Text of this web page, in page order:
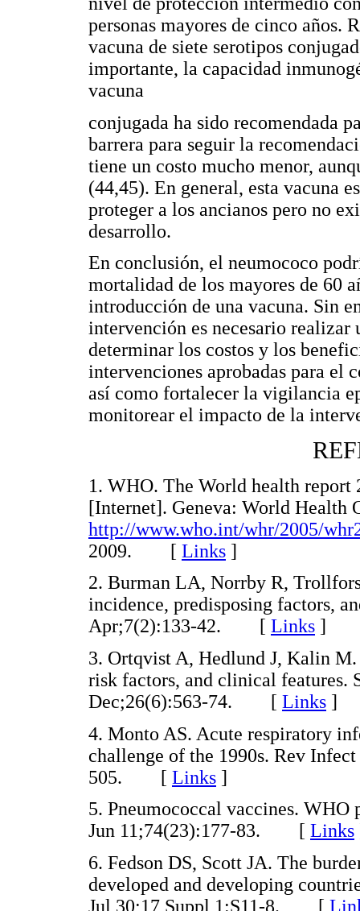
personas mayores de cinco años.
vacuna de siete serotipos
importante, la capacidad
vacuna
conjugada ha sido recomendada
barrera para seguir la
tiene un costo mucho menor,
(44,45). En general, esta vacuna
proteger a los ancianos pero no
desarrollo.
En conclusión, el neumococo
mortalidad de los mayores de 60
introducción de una vacuna. Sin
intervención es necesario realizar
determinar los costos y los
intervenciones aprobadas para el
así como fortalecer la vigilancia
monitorear el impacto de la
1. WHO. The World health report
[Internet]. Geneva: World Health
http://www.who.int/whr/2005/
2009. [ Links ]
2. Burman LA, Norrby R,
incidence, predisposing factors,
Apr;7(2):133-42. [ Links ]
3. Ortqvist A, Hedlund J, Kalin
risk factors, and clinical features.
Dec;26(6):563-74. [ Links ]
4. Monto AS. Acute respiratory
challenge of the 1990s. Rev
505. [ Links ]
5. Pneumococcal vaccines.
Jun 11;74(23):177-83. [ Links
6. Fedson DS, Scott JA. The
developed and developing
Jul 30;17 Suppl 1:S11-8. [